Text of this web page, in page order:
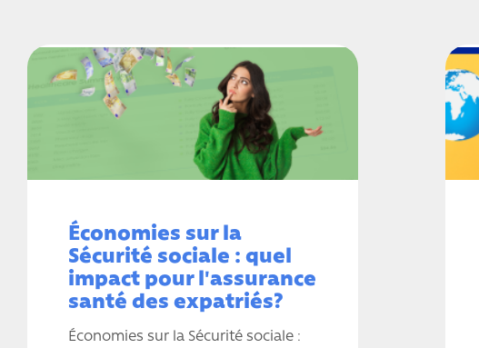
Économies sur la
Sécurité sociale : quel
impact pour l'assurance
santé des expatriés?
Économies sur la Sécurité sociale :